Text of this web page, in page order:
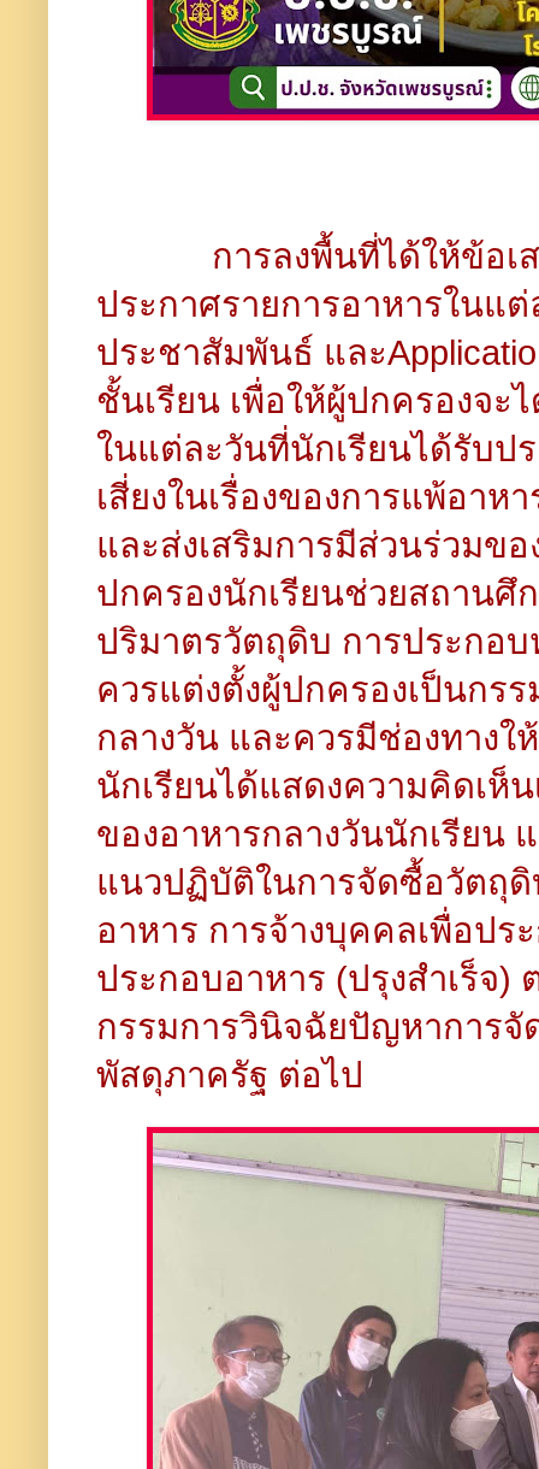
การลงพื้นที่ได้ให้ข้อเ
ประกาศรายการอาหารในแ
ประชาสัมพันธ์ และ
ชั้นเรียน เพื่อให้ผู้ปกครองจะ
ในแต่ละวันที่นักเรียนได้รับป
เสี่ยงในเรื่องของการแพ้อาห
และส่งเสริมการมีส่วนร่วมข
ปกครองนักเรียนช่วยสถานศึ
ปริมาตรวัตถุดิบ การประกอ
ควรแต่งตั้งผู้ปกครองเป็นกร
กลางวัน และควรมีช่องทางใ
นักเรียนได้แสดงความคิดเ
ของอาหารกลางวันนักเรียน
แนวปฏิบัติในการจัดซื้อวัตถุดิ
อาหาร การจ้างบุคคลเพื่อปร
ประกอบอาหาร (ปรุงสำเร็จ
กรรมการวินิจฉัยปัญหาการจั
พัสดุภาครัฐ ต่อไป